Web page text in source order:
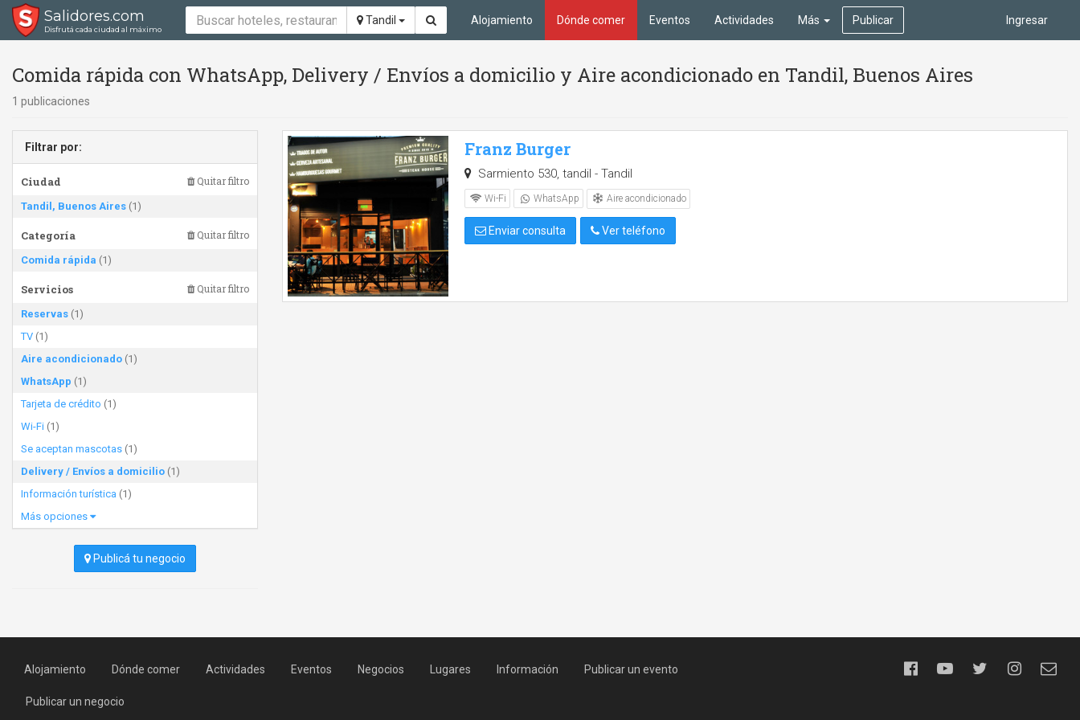
Salidores.com
Disfrutá cada ciudad al máximo
Tandil Ingresar
Alojamiento Dónde comer Eventos Actividades Más Publicar
Comida rápida con WhatsApp, Delivery / Envíos a domicilio y Aire acondicionado en Tandil, Buenos Aires
1 publicaciones
Filtrar por:
Ciudad Quitar filtro
Tandil, Buenos Aires (1)
Categoría Quitar filtro
Comida rápida (1)
Servicios Quitar filtro
Reservas (1)
TV (1)
Aire acondicionado (1)
WhatsApp (1)
Tarjeta de crédito (1)
Wi-Fi (1)
Se aceptan mascotas (1)
Delivery / Envíos a domicilio (1)
Información turística (1)
Más opciones
Publicá tu negocio
Franz Burger
Sarmiento 530, tandil - Tandil
Wi-Fi WhatsApp Aire acondicionado
Enviar consulta Ver teléfono
Alojamiento Dónde comer Actividades Eventos Negocios Lugares Información Publicar un evento
Publicar un negocio